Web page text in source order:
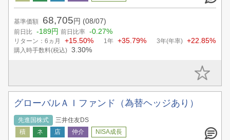
基準価額 68,705 円 (08/07)
前日比 -189円 前日比率 -0.27%
リターン：6ヵ月 +15.50% 1年 +35.79% 3年(年率) +22.85%
購入時手数料(税込) 3.30%
グローバルＡＩファンド（為替ヘッジあり）
先進国株式 三井住友DS